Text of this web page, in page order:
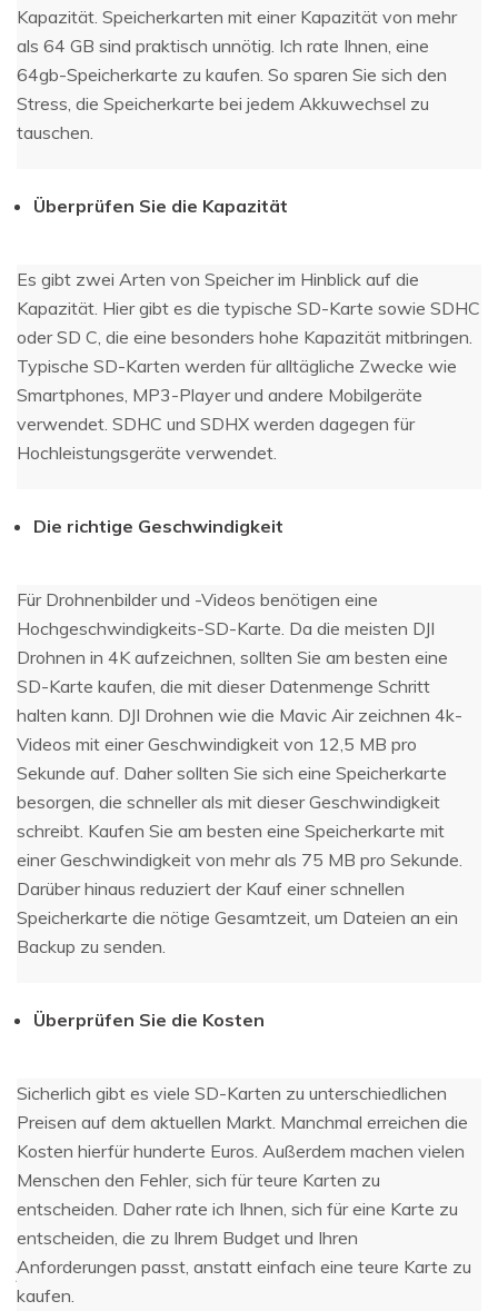
Kapazität. Speicherkarten mit einer Kapazität von mehr
als 64 GB sind praktisch unnötig. Ich rate Ihnen, eine
64gb-Speicherkarte zu kaufen. So sparen Sie sich den
Stress, die Speicherkarte bei jedem Akkuwechsel zu
tauschen.
Überprüfen Sie die Kapazität
Es gibt zwei Arten von Speicher im Hinblick auf die
Kapazität. Hier gibt es die typische SD-Karte sowie SDHC
oder SD C, die eine besonders hohe Kapazität mitbringen.
Typische SD-Karten werden für alltägliche Zwecke wie
Smartphones, MP3-Player und andere Mobilgeräte
verwendet. SDHC und SDHX werden dagegen für
Hochleistungsgeräte verwendet.
Die richtige Geschwindigkeit
Für Drohnenbilder und -Videos benötigen eine
Hochgeschwindigkeits-SD-Karte. Da die meisten DJI
Drohnen in 4K aufzeichnen, sollten Sie am besten eine
SD-Karte kaufen, die mit dieser Datenmenge Schritt
halten kann. DJI Drohnen wie die Mavic Air zeichnen 4k-
Videos mit einer Geschwindigkeit von 12,5 MB pro
Sekunde auf. Daher sollten Sie sich eine Speicherkarte
besorgen, die schneller als mit dieser Geschwindigkeit
schreibt. Kaufen Sie am besten eine Speicherkarte mit
einer Geschwindigkeit von mehr als 75 MB pro Sekunde.
Darüber hinaus reduziert der Kauf einer schnellen
Speicherkarte die nötige Gesamtzeit, um Dateien an ein
Backup zu senden.
Überprüfen Sie die Kosten
Sicherlich gibt es viele SD-Karten zu unterschiedlichen
Preisen auf dem aktuellen Markt. Manchmal erreichen die
Kosten hierfür hunderte Euros. Außerdem machen vielen
Menschen den Fehler, sich für teure Karten zu
entscheiden. Daher rate ich Ihnen, sich für eine Karte zu
entscheiden, die zu Ihrem Budget und Ihren
Anforderungen passt, anstatt einfach eine teure Karte zu
kaufen.
Daten online wiederherstellen
öffnen